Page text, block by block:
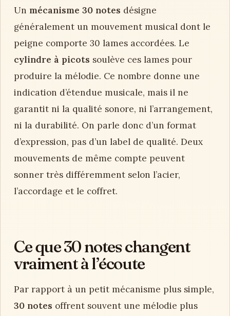
Un mécanisme 30 notes désigne
généralement un mouvement musical dont le
peigne comporte 30 lames accordées. Le
cylindre à picots soulève ces lames pour
produire la mélodie. Ce nombre donne une
indication d’étendue musicale, mais il ne
garantit ni la qualité sonore, ni l’arrangement,
ni la durabilité. On parle donc d’un format
d’expression, pas d’un label de qualité. Deux
mouvements de même compte peuvent
sonner très différemment selon l’acier,
l’accordage et le coffret.
Ce que 30 notes changent
vraiment à l’écoute
Par rapport à un petit mécanisme plus simple,
30 notes offrent souvent une mélodie plus